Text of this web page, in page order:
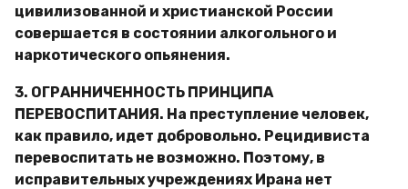
цивилизованной и христианской России
совершается в состоянии алкогольного и
наркотического опьянения.
3. ОГРАННИЧЕННОСТЬ ПРИНЦИПА
ПЕРЕВОСПИТАНИЯ. На преступление человек,
как правило, идет добровольно. Рецидивиста
перевоспитать не возможно. Поэтому, в
исправительных учреждениях Ирана нет